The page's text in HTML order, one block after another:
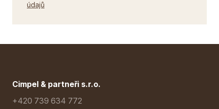
údajů
Cimpel & partneři s.r.o.
+420 739 634 772